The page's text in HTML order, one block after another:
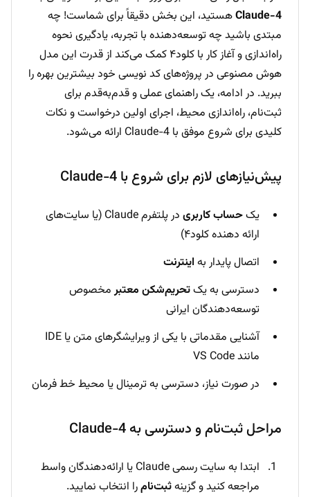
Claude-4هستید، این بخش دقیقاً برای شماست! چه
مبتدی باشید چه توسعه‌دهنده با تجربه، یادگیری نحوه
راه‌اندازی و آغاز کار با کلود۴ کمک می‌کند از قدرت این مدل
هوش مصنوعی در پروژه‌های کد نویسی خود بیشترین بهره را
ببرید. در ادامه، یک راهنمای عملی و قدم‌به‌قدم برای
ثبت‌نام، راه‌اندازی محیط، اجرای اولین درخواست و نکات
کلیدی برای شروع موفق با Claude-4 ارائه می‌شود.
پیش‌نیازهای لازم برای شروع با Claude-4
یکحساب کاربری
در پلتفرم Claude (یا سایت‌های
ارائه دهنده کلود۴)
اتصال پایدار به اینترنت
دسترسی به یکتحریم‌شکن معتبرمخصوص
توسعه‌دهندگان ایرانی
مانند VS Code
در صورت نیاز، دسترسی به ترمینال یا محیط خط فرمان
مراحل ثبت‌نام و دسترسی به Claude-4
ابتدا به سایت رسمی Claude یا ارائه‌دهندگان واسط
مراجعه کنید و گزینهثبت‌نامرا انتخاب نمایید.